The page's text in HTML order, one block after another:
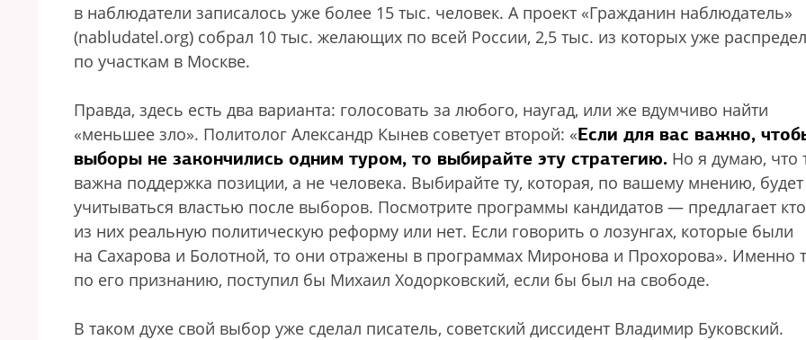
в наблюдатели записалось уже более 15 тыс. человек. А проект «Гражданин наблюдатель»
(nabludatel.org) собрал 10 тыс. желающих по всей России, 2,5 тыс. из которых уже
по участкам в Москве.
Правда, здесь есть два варианта: голосовать за любого, наугад, или же вдумчиво найти
«меньшее зло». Политолог Александр Кынев советует второй: «Если для вас важно,
выборы не закончились одним туром, то выбирайте эту стратегию. Но я думаю, что
важна поддержка позиции, а не человека. Выбирайте ту, которая, по вашему мнению, будет
учитываться властью после выборов. Посмотрите программы кандидатов — предлагает
из них реальную политическую реформу или нет. Если говорить о лозунгах, которые были
на Сахарова и Болотной, то они отражены в программах Миронова и Прохорова». Именно
по его признанию, поступил бы Михаил Ходорковский, если бы был на свободе.
В таком духе свой выбор уже сделал писатель, советский диссидент Владимир Буковский.